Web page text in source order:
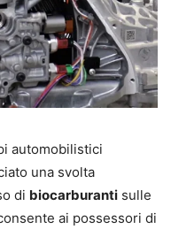
automobilistici
una svolta
di biocarburanti sulle
ai possessori di